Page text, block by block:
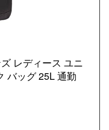
レディース ユニ
バッグ 25L 通勤